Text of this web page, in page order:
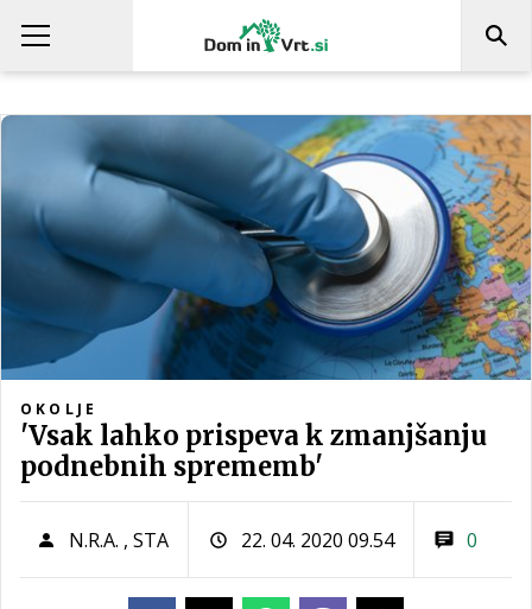
OKOLJE
'Vsak lahko prispeva k zmanjšanju
podnebnih sprememb'
N.R.A. , STA 22. 04. 2020 09.54 0